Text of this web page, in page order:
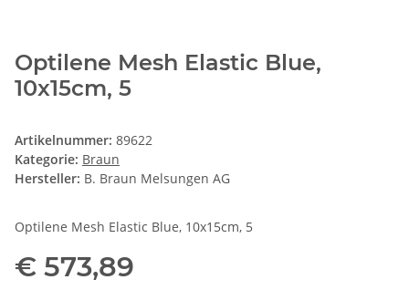
Optilene Mesh Elastic Blue,
10x15cm, 5
Artikelnummer: 89622
Kategorie: Braun
Hersteller: B. Braun Melsungen AG
Optilene Mesh Elastic Blue, 10x15cm, 5
€ 573,89